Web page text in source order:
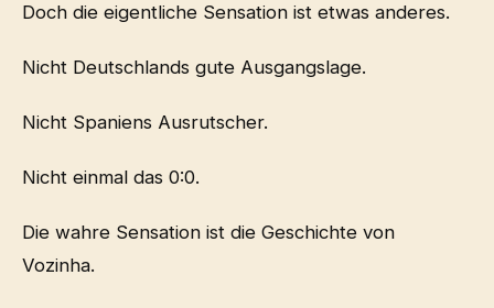
Doch die eigentliche Sensation ist etwas anderes.
Nicht Deutschlands gute Ausgangslage.
Nicht Spaniens Ausrutscher.
Nicht einmal das 0:0.
Die wahre Sensation ist die Geschichte von
Vozinha.